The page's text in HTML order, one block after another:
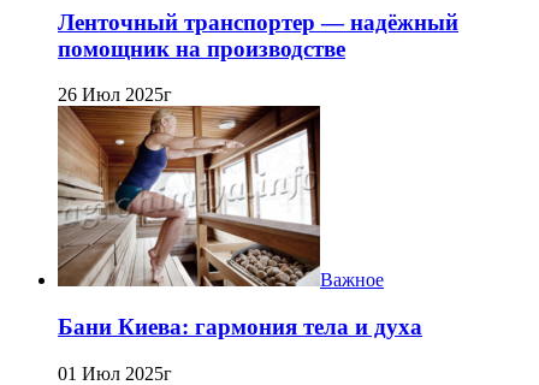
Ленточный транспортер — надёжный
помощник на производстве
26 Июл 2025г
Важное
Бани Киева: гармония тела и духа
01 Июл 2025г